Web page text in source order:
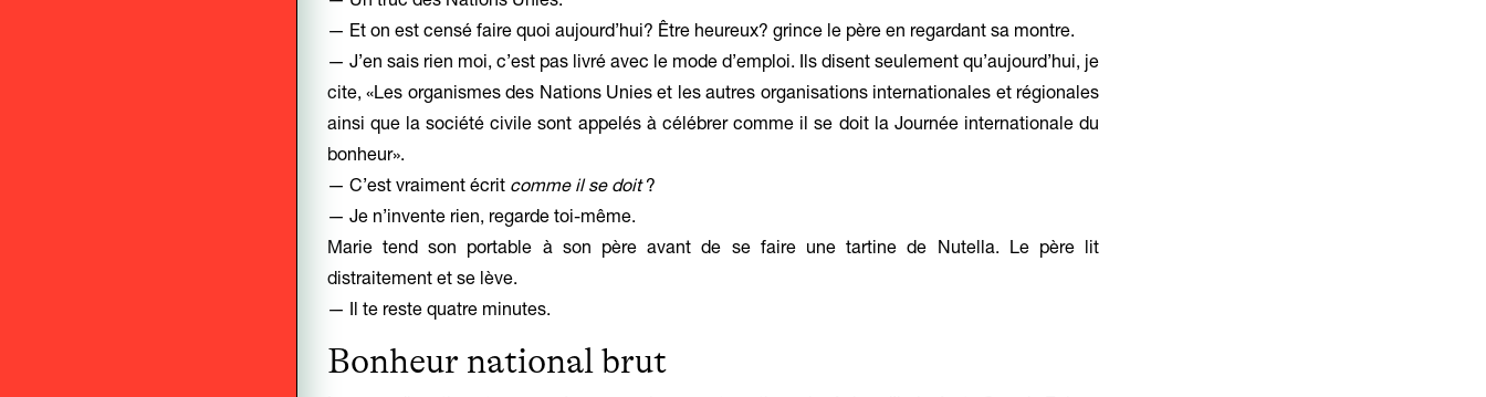
— Et on est censé faire quoi aujourd’hui? Être heureux? grince le père en regardant sa montre.
— J’en sais rien moi, c’est pas livré avec le mode d’emploi. Ils disent seulement qu’aujourd’hui, je
cite, «Les organismes des Nations Unies et les autres organisations internationales et régionales
ainsi que la société civile sont appelés à célébrer comme il se doit la Journée internationale du
bonheur».
— C’est vraiment écrit comme il se doit?
— Je n’invente rien, regarde toi-même.
Marie tend son portable à son père avant de se faire une tartine de Nutella. Le père lit
distraitement et se lève.
— Il te reste quatre minutes.
Bonheur national brut